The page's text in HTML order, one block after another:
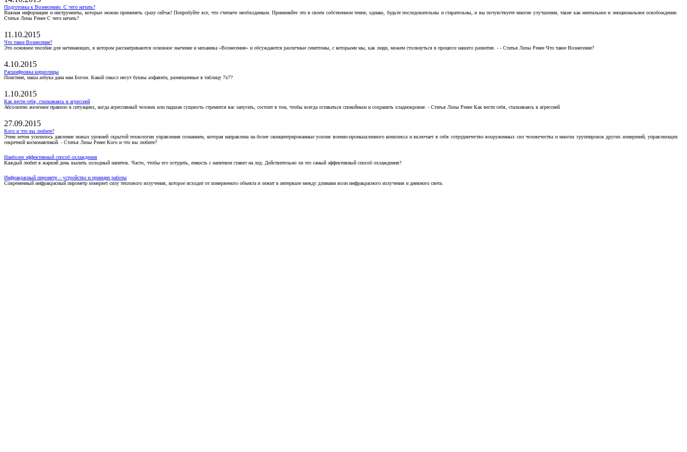
Подготовка к Вознесению. С чего начать?
Важная информация и инструменты, которые можно применять сразу сейчас! Попробуйте все, что считаете необходимым. Применяйте это в своем собственном темпе, однако, будьте последовательны и старательны, и вы почувствуете многие улучшения, такие как ментальное и эмоциональное освобождение.
Статья Лизы Ренее С чего начать?
11.10.2015
Что такое Вознесение?
Это основное пособие для начинающих, в котором рассматриваются основное значение и механика «Вознесения» и обсуждаются различные симптомы, с которыми мы, как люди, можем столкнуться в процессе нашего развития. - - Статья Лизы Ренее Что такое Вознесение?
4.10.2015
Расшифровка кириллицы
Поистине, наша азбука дана нам Богом. Какой смысл несут буквы алфавита, размещенные в таблицу 7х7?
1.10.2015
Как вести себя, сталкиваясь в агрессией
Абсолютно железное правило в ситуациях, когда агрессивный человек или падшая сущность стремится вас запугать, состоит в том, чтобы всегда оставаться спокойным и сохранять хладнокровие. - Статья Лизы Ренее Как вести себя, сталкиваясь в агрессией
27.09.2015
Кого и что вы любите?
Этим летом усилилось давление новых уровней скрытой технологии управления сознанием, которая направлена на более сконцентрированные усилия военно-промышленного комплекса и включает в себя сотрудничество вооруженных сил человечества и многих группировок других измерений, управляющих
секретной космонавтикой. - Статья Лизы Ренее Кого и что вы любите?
Наиболее эффективный способ охлаждения
Каждый любит в жаркий день выпить холодный напиток. Часто, чтобы его остудить, емкость с напитком ставят на лед. Действительно ли это самый эффективный способ охлаждения?
Инфракрасный пирометр – устройство и принцип работы
Современный инфракрасный пирометр измеряет силу теплового излучения, которое исходит от измеряемого объекта и лежит в интервале между длинами волн инфракрасного излучения и дневного света.